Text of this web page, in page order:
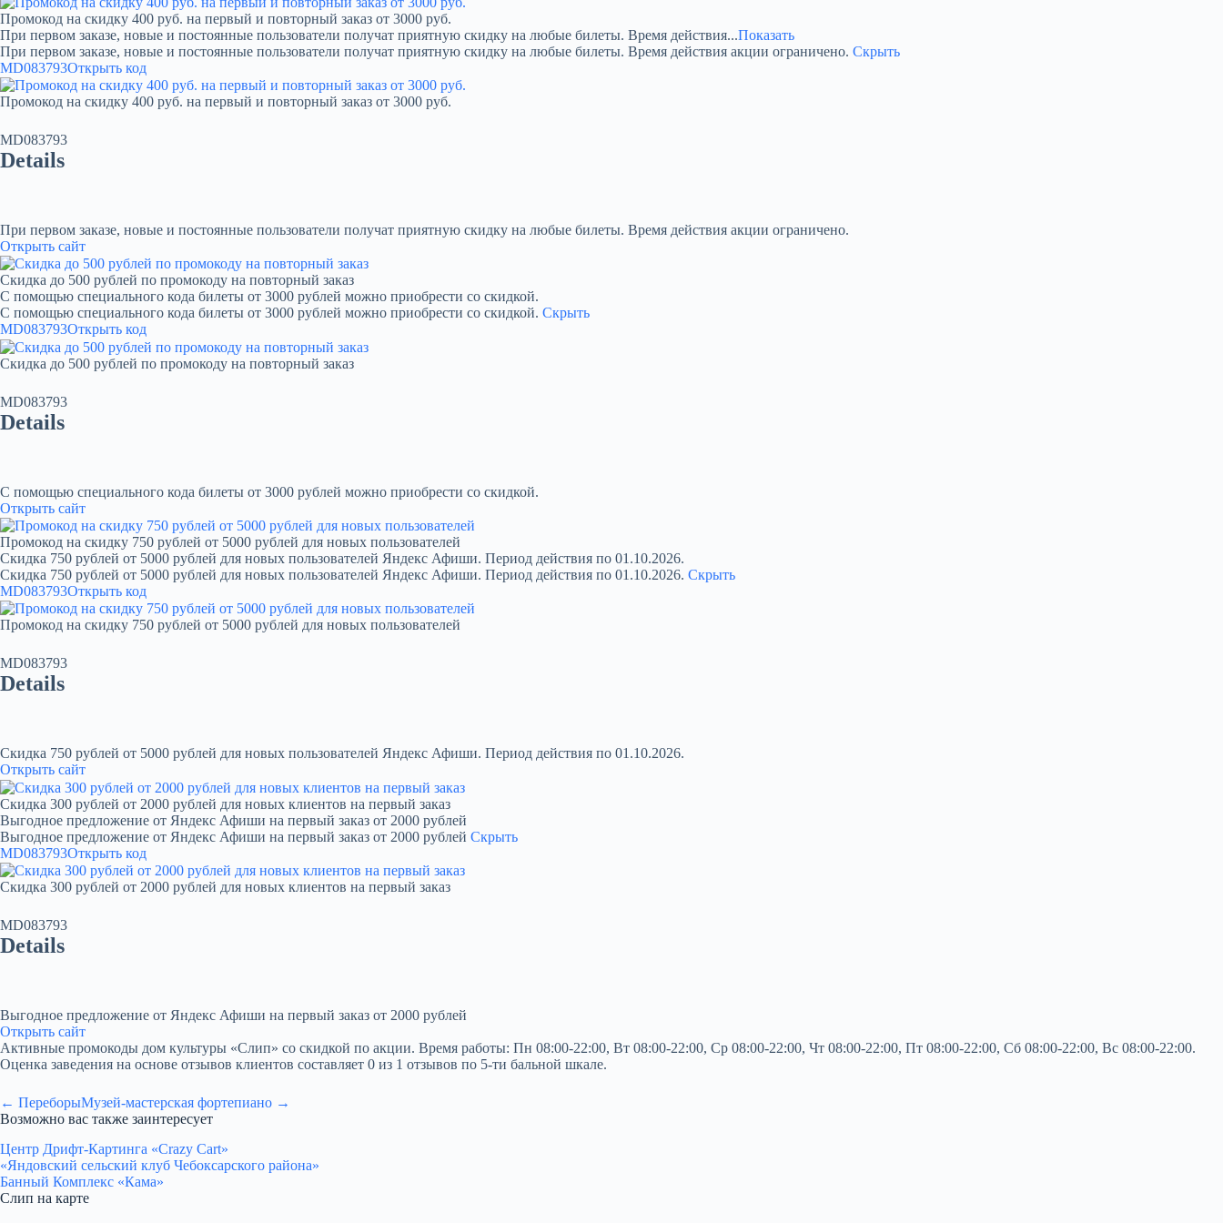
Промокод на скидку 400 руб. на первый и повторный заказ от 3000 руб.
При первом заказе, новые и постоянные пользователи получат приятную скидку на любые билеты. Время действия...Показать
При первом заказе, новые и постоянные пользователи получат приятную скидку на любые билеты. Время действия акции ограничено. Скрыть
MD083793Открыть код
Промокод на скидку 400 руб. на первый и повторный заказ от 3000 руб.
MD083793
Details
При первом заказе, новые и постоянные пользователи получат приятную скидку на любые билеты. Время действия акции ограничено.
Открыть сайт
Скидка до 500 рублей по промокоду на повторный заказ
С помощью специального кода билеты от 3000 рублей можно приобрести со скидкой.
С помощью специального кода билеты от 3000 рублей можно приобрести со скидкой. Скрыть
MD083793Открыть код
Скидка до 500 рублей по промокоду на повторный заказ
MD083793
Details
С помощью специального кода билеты от 3000 рублей можно приобрести со скидкой.
Открыть сайт
Промокод на скидку 750 рублей от 5000 рублей для новых пользователей
Скидка 750 рублей от 5000 рублей для новых пользователей Яндекс Афиши. Период действия по 01.10.2026.
Скидка 750 рублей от 5000 рублей для новых пользователей Яндекс Афиши. Период действия по 01.10.2026. Скрыть
MD083793Открыть код
Промокод на скидку 750 рублей от 5000 рублей для новых пользователей
MD083793
Details
Скидка 750 рублей от 5000 рублей для новых пользователей Яндекс Афиши. Период действия по 01.10.2026.
Открыть сайт
Скидка 300 рублей от 2000 рублей для новых клиентов на первый заказ
Выгодное предложение от Яндекс Афиши на первый заказ от 2000 рублей
Выгодное предложение от Яндекс Афиши на первый заказ от 2000 рублей Скрыть
MD083793Открыть код
Скидка 300 рублей от 2000 рублей для новых клиентов на первый заказ
MD083793
Details
Выгодное предложение от Яндекс Афиши на первый заказ от 2000 рублей
Открыть сайт
Активные промокоды дом культуры «Слип» со скидкой по акции. Время работы: Пн 08:00-22:00, Вт 08:00-22:00, Ср 08:00-22:00, Чт 08:00-22:00, Пт 08:00-22:00, Сб 08:00-22:00, Вс 08:00-22:00.
Оценка заведения на основе отзывов клиентов составляет 0 из 1 отзывов по 5-ти бальной шкале.
← ПереборыМузей-мастерская фортепиано →
Возможно вас также заинтересует
Центр Дрифт-Картинга «Crazy Сart»
«Яндовский сельский клуб Чебоксарского района»
Банный Комплекс «Кама»
Слип на карте